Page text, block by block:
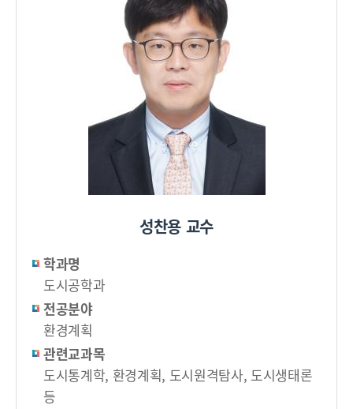
성찬용 교수
학과명
도시공학과
전공분야
환경계획
관련교과목
도시통계학, 환경계획, 도시원격탐사, 도시생태론
등